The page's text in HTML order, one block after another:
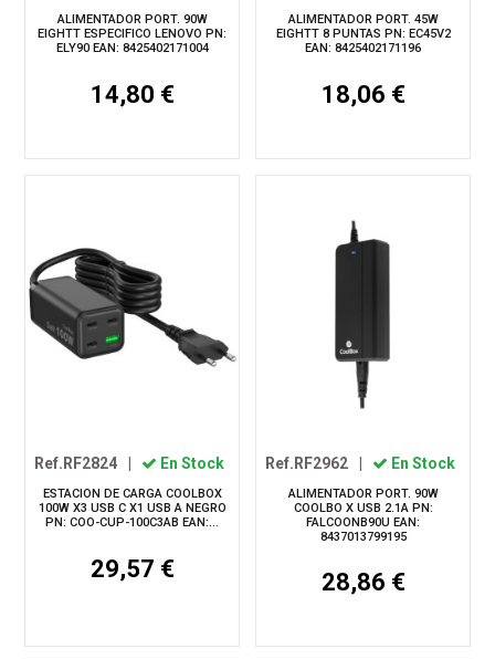
ALIMENTADOR PORT. 90W
EIGHTT ESPECIFICO LENOVO PN:
ELY90 EAN: 8425402171004
14,80 €
ALIMENTADOR PORT. 45W
EIGHTT 8 PUNTAS PN: EC45V2
EAN: 8425402171196
18,06 €
Ref.RF2824 En Stock
ESTACION DE CARGA COOLBOX
100W X3 USB C X1 USB A NEGRO
PN: COO-CUP-100C3AB EAN:...
29,57 €
Ref.RF2962 En Stock
ALIMENTADOR PORT. 90W
COOLBO X USB 2.1A PN:
FALCOONB90U EAN:
8437013799195
28,86 €